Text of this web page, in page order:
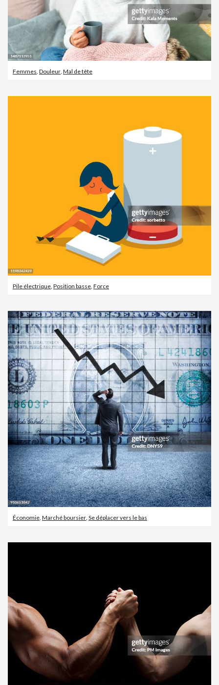
Femmes Douleur Mal de tête
Pile électrique Position basse Force
Économie, Marché boursier, Se déplacer vers le bas